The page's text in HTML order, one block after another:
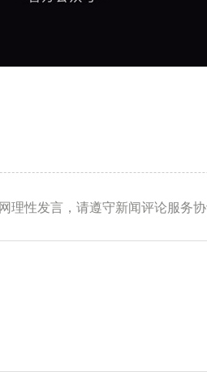
理性发言，请遵守新闻评论服务